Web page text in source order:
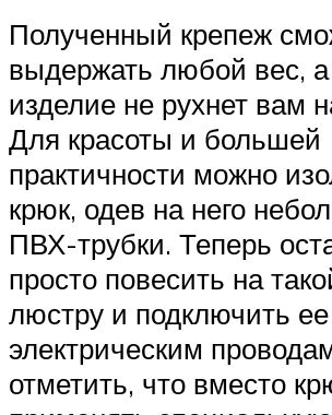
Полученный крепеж
выдержать любой вес,
изделие не рухнет вам
Для красоты и большей
практичности можно
крюк, одев на него
ПВХ-трубки. Теперь
просто повесить на
люстру и подключить ее
электрическим
отметить, что вместо